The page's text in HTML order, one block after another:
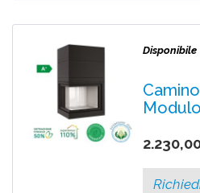
Disponibile